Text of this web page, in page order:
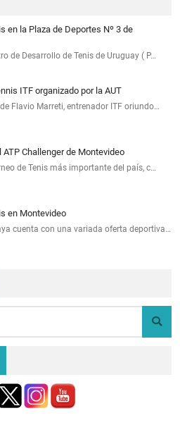
en la Plaza de Deportes Nº 3 de
de Desarrollo de Tenis de Uruguay ( P…
ITF organizado por la AUT
Flavio Marreti, entrenador ITF oriundo…
ATP Challenger de Montevideo
de Tenis más importante del país, c…
en Montevideo
cuenta con una variada oferta deportiva…